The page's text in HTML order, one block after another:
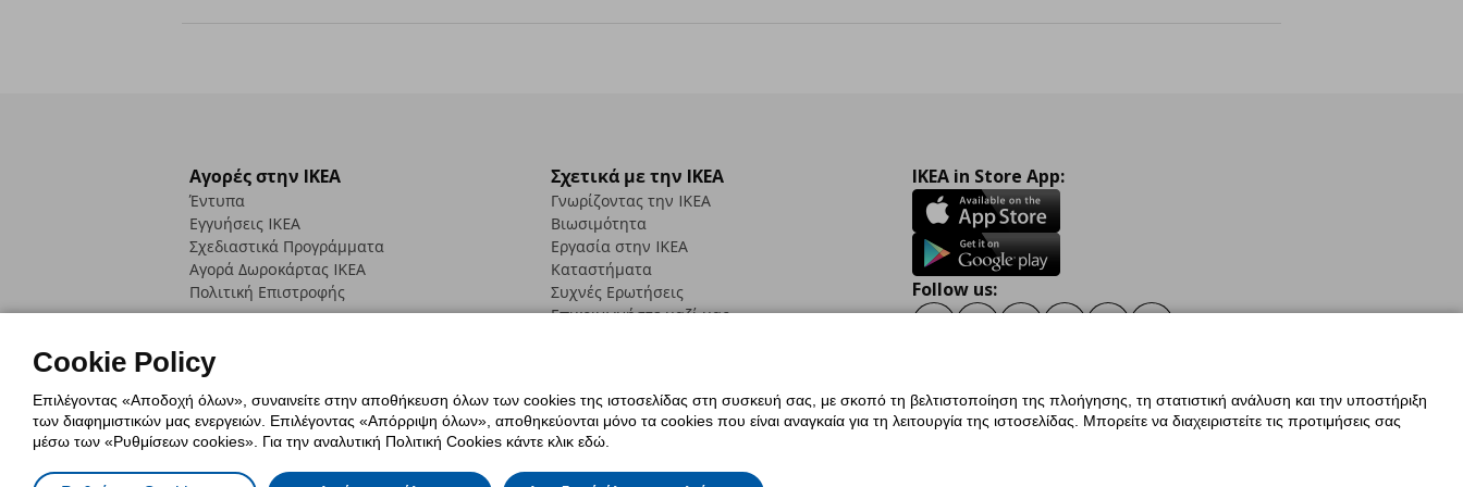
Αγορές στην IKEA
Έντυπα
Εγγυήσεις IKEA
Σχεδιαστικά Προγράμματα
Αγορά Δωρoκάρτας IKEA
Πολιτική Επιστροφής
Σχετικά με την IKEA
Γνωρίζοντας την IKEA
Βιωσιμότητα
Εργασία στην IKEA
Καταστήματα
Συχνές Ερωτήσεις
Επικοινωνήστε μαζί μας
IKEA in Store App:
Follow us:
Πολιτική Cookies Δήλωση ψηφιακής προσβασιμότητας
Γενική Πολιτική Προσωπικών Δεδομένων
Cookie Policy
Επιλέγοντας «Αποδοχή όλων», συναινείτε στην αποθήκευση όλων των cookies της ιστοσελίδας στη συσκευή σας, με σκοπό τη βελτιστοποίηση της πλοήγησης, τη στατιστική ανάλυση και την υποστήριξη
των διαφημιστικών μας ενεργειών. Επιλέγοντας «Απόρριψη όλων», αποθηκεύονται μόνο τα cookies που είναι αναγκαία για τη λειτουργία της ιστοσελίδας. Μπορείτε να διαχειριστείτε τις προτιμήσεις σας
μέσω των «Ρυθμίσεων cookies». Για την αναλυτική Πολιτική Cookies κάντε κλικ εδώ.